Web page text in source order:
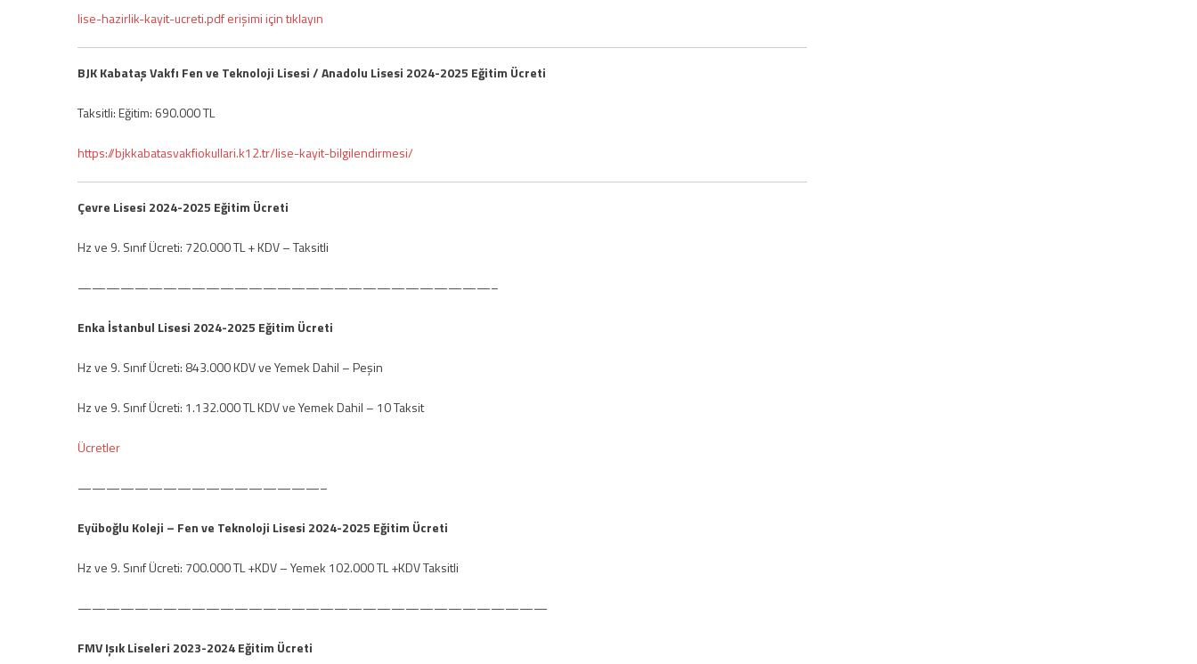
lise-hazirlik-kayit-ucreti.pdf erişimi için tıklayın
BJK Kabataş Vakfı Fen ve Teknoloji Lisesi / Anadolu Lisesi 2024-2025 Eğitim Ücreti
Taksitli: Eğitim: 690.000 TL
https://bjkkabatasvakfiokullari.k12.tr/lise-kayit-bilgilendirmesi/
Çevre Lisesi 2024-2025 Eğitim Ücreti
Hz ve 9. Sınıf Ücreti: 720.000 TL + KDV – Taksitli
—————————————————————————————–
Enka İstanbul Lisesi 2024-2025 Eğitim Ücreti
Hz ve 9. Sınıf Ücreti: 843.000 KDV ve Yemek Dahil – Peşin
Hz ve 9. Sınıf Ücreti: 1.132.000 TL KDV ve Yemek Dahil – 10 Taksit
Ücretler
—————————————————–
Eyüboğlu Koleji – Fen ve Teknoloji Lisesi 2024-2025 Eğitim Ücreti
Hz ve 9. Sınıf Ücreti: 700.000 TL +KDV – Yemek 102.000 TL +KDV Taksitli
—————————————————————————————————
FMV Işık Liseleri 2023-2024 Eğitim Ücreti